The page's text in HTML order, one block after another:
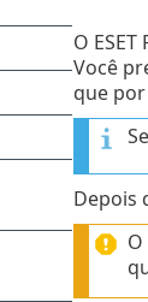
O
Você
que por
Depois